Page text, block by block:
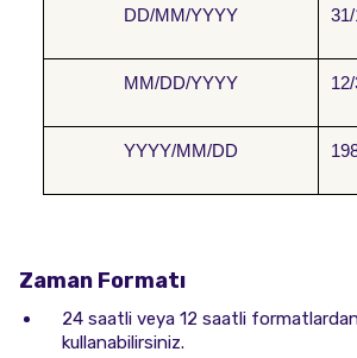
DD/MM/YYYY
MM/DD/YYYY
YYYY/MM/DD
Zaman Formatı
24 saatli veya 12 saatli
kullanabilirsiniz.